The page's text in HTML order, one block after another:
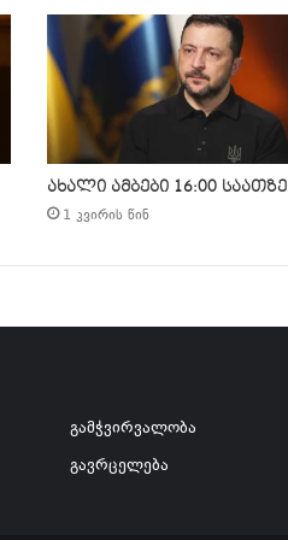
ახალი ამბები 16:00 საათზე
1 კვირის წინ
გამჭვირვალობა
გავრცელება